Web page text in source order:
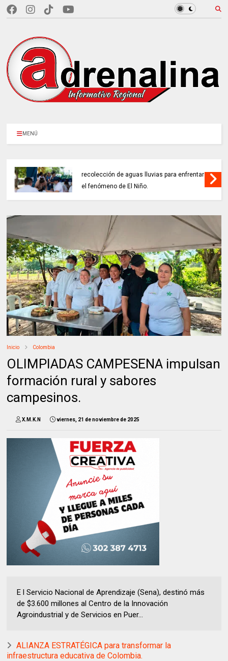
MENÚ
recolección de aguas lluvias para enfrentar
el fenómeno de El Niño.
Inicio Colombia
OLIMPIADAS CAMPESENA impulsan
formación rural y sabores
campesinos.
X.M.K.N viernes, 21 de noviembre de 2025
E l Servicio Nacional de Aprendizaje (Sena), destinó más
de $3.600 millones al Centro de la Innovación
Agroindustrial y de Servicios en Puer...
ALIANZA ESTRATÉGICA para transformar la
infraestructura educativa de Colombia.